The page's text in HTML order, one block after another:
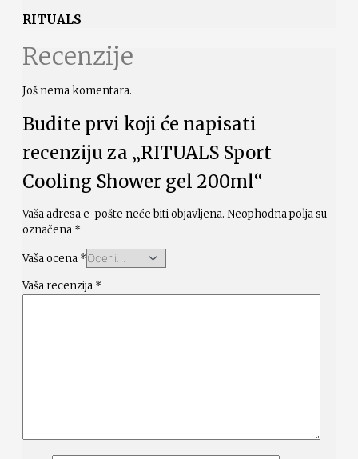
RITUALS
Recenzije
Još nema komentara.
Budite prvi koji će napisati
recenziju za „RITUALS Sport
Cooling Shower gel 200ml“
Vaša adresa e-pošte neće biti objavljena. Neophodna polja su
označena *
Vaša ocena *
Vaša recenzija *